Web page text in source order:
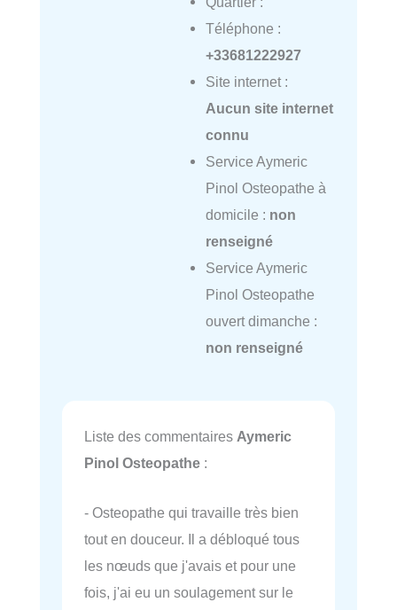
Téléphone :
+33681222927
Site internet :
Aucun site internet
connu
Service Aymeric
Pinol Osteopathe à
domicile : non
renseigné
Service Aymeric
Pinol Osteopathe
ouvert dimanche :
non renseigné
Liste des commentaires Aymeric
Pinol Osteopathe :
- Osteopathe qui travaille très bien
tout en douceur. Il a débloqué tous
les nœuds que j'avais et pour une
fois, j'ai eu un soulagement sur le